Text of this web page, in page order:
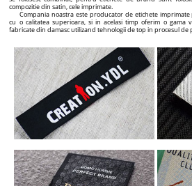
compozitie din satin, cele imprimate.
Compania noastra este producator de etichete
cu o calitatea superioara, si in acelasi timp oferim o gama
fabricate din damasc utilizand tehnologii de top in procesul de